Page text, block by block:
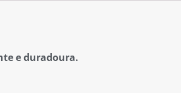
e duradoura.